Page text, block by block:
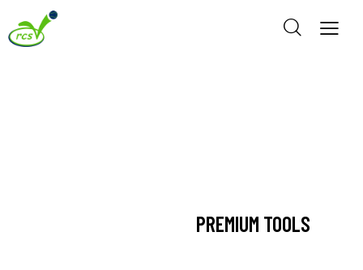
PREMIUM TOOLS